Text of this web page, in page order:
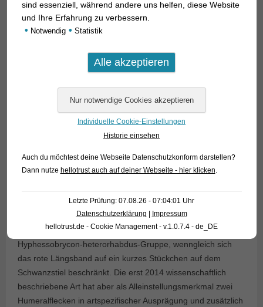
Hyphessobrycon montagigehört farblich eindeutig in die
Hyphessobrycon-heterorhabdus-Gruppe, wenngleich sich
das rote Längsband auf ein kurzes Stückchen auf dem
Schwanzstiel beschränkt. Die erst 2014 wissenschaftlich
beschriebene Art hat aber als Alleinstellungsmerkmal zwei
Humeralflecken in artspezifischer Ausprägung und zusätzlich
sind essenziell, während andere uns helfen, diese Website
und Ihre Erfahrung zu verbessern.
• Notwendig • Statistik
Individuelle Cookie-Einstellungen
Historie einsehen
Auch du möchtest deine Webseite Datenschutzkonform darstellen?
Dann nutze hellotrust auch auf deiner Webseite - hier klicken
Letzte Prüfung: 07.08.26 - 07:04:01 Uhr
Datenschutzerklärung | Impressum
hellotrust.de - Cookie Management - v.1.0.7.4 - de_DE